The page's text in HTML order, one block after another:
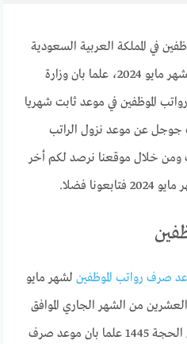
في المملكة العربية السعودية
عن موعد صرف رواتب الموظفين لشهر مايو 2024، علما بان وزارة
الموظفين في موعد ثابت شهريا
جوجل عن موعد نزول الراتب
ومن خلال موقعنا نرصد لكم أخر
فضلا.
صرف رواتب الموظفين لشهر مايو
والعشرين من الشهر الجاري الموافق
يوم الاثنين الموافق يوم 19 من ذي الحجة 1445 علما بان موعد صرف